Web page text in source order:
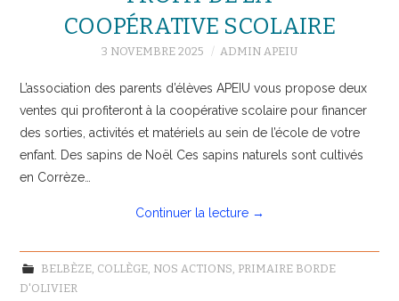
COOPÉRATIVE SCOLAIRE
3 NOVEMBRE 2025 ADMIN APEIU
L’association des parents d’élèves APEIU vous propose deux
ventes qui profiteront à la coopérative scolaire pour financer
des sorties, activités et matériels au sein de l’école de votre
enfant. Des sapins de Noël Ces sapins naturels sont cultivés
en Corrèze…
Continuer la lecture →
BELBÈZE, COLLÈGE, NOS ACTIONS PRIMAIRE BORDE
D'OLIVIER